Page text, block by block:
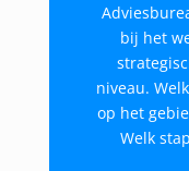
bij het
niveau.
op het
Welk